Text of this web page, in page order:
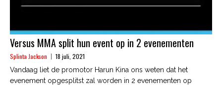
Versus MMA split hun event op in 2 evenementen
Splinta Jackson 18 juli, 2021
Vandaag liet de promotor Harun Kina ons weten dat het
evenement opgesplitst zal worden in 2 evenementen op